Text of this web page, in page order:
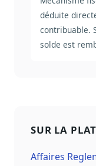
déduite
contribuable.
solde est
SUR LA
Affaires